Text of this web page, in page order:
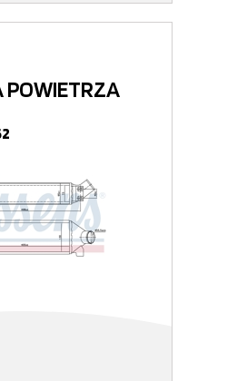
POWIETRZA